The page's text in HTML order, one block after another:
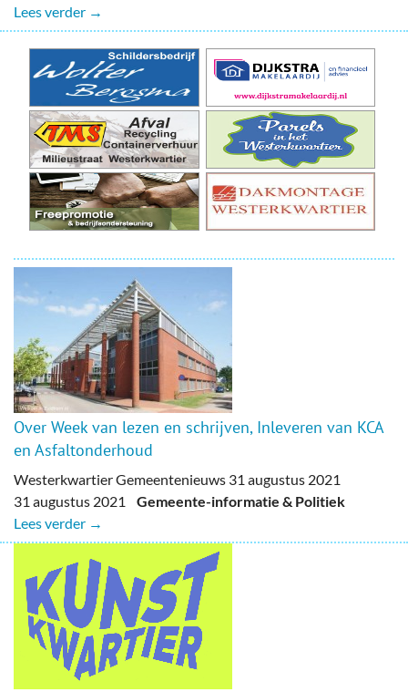
Lees verder →
Over Week van lezen en schrijven, Inleveren van KCA
en Asfaltonderhoud
Westerkwartier Gemeentenieuws 31 augustus 2021
31 augustus 2021 Gemeente-informatie & Politiek
Lees verder →